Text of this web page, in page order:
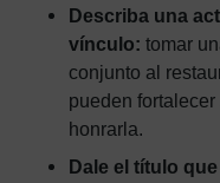
Describa una
vínculo: tomar
conjunto al
pueden
honrarla.
Dale el título